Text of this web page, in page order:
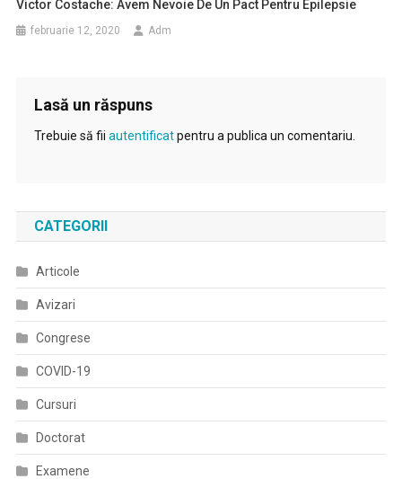
Victor Costache: Avem Nevoie De Un Pact Pentru Epilepsie
februarie 12, 2020 Adm
Lasă un răspuns
Trebuie să fii autentificatpentru a publica un comentariu.
CATEGORII
Articole
Avizari
Congrese
COVID-19
Cursuri
Doctorat
Examene